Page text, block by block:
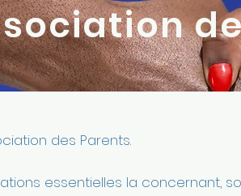
des Parents.
essentielles la concernant,